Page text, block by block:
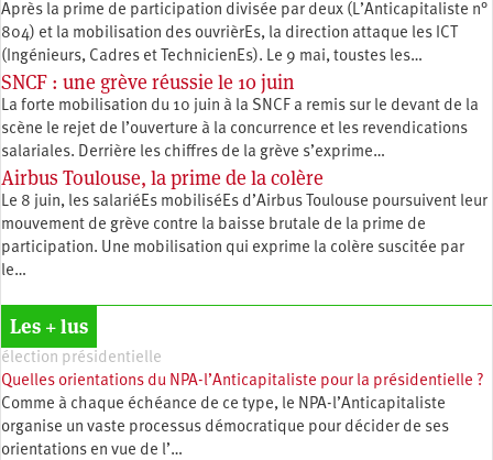
Après la prime de participation divisée par deux (L’Anticapitaliste n°
804) et la mobilisation des ouvrièrEs, la direction attaque les ICT
(Ingénieurs, Cadres et TechnicienEs). Le 9 mai, toustes les…
SNCF : une grève réussie le 10 juin
La forte mobilisation du 10 juin à la SNCF a remis sur le devant de la
scène le rejet de l’ouverture à la concurrence et les revendications
salariales. Derrière les chiffres de la grève s’exprime…
Airbus Toulouse, la prime de la colère
Le 8 juin, les salariéEs mobiliséEs d’Airbus Toulouse poursuivent leur
mouvement de grève contre la baisse brutale de la prime de
participation. Une mobilisation qui exprime la colère suscitée par
le…
Les + lus
élection présidentielle
Quelles orientations du NPA-l’Anticapitaliste pour la présidentielle ?
Comme à chaque échéance de ce type, le NPA-l’Anticapitaliste
organise un vaste processus démocratique pour décider de ses
orientations en vue de l’…